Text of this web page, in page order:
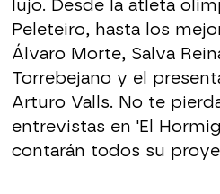
lujo. Desde la atleta
Peleteiro, hasta los
Álvaro Morte, Salva
Torrebejano y el
Arturo Valls. No te
entrevistas en 'El
contarán todos su